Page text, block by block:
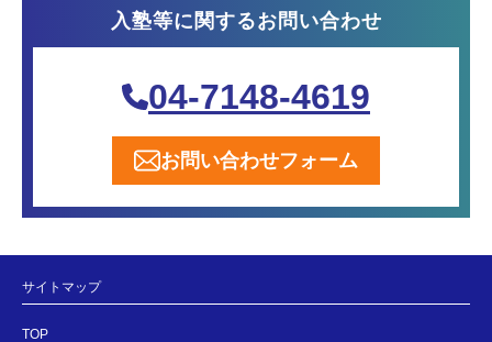
入塾等に関するお問い合わせ
04-7148-4619
お問い合わせフォーム
サイトマップ
TOP